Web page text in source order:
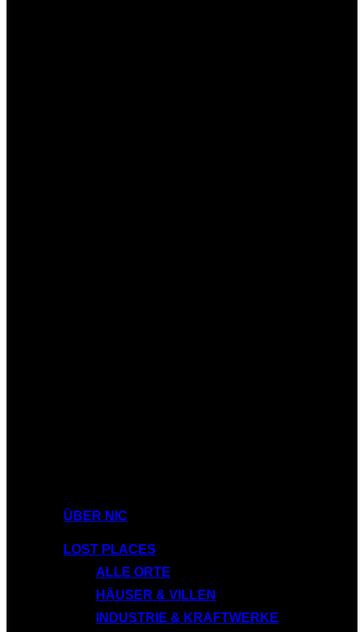
ÜBER NIC
LOST PLACES
ALLE ORTE
HÄUSER & VILLEN
INDUSTRIE & KRAFTWERKE